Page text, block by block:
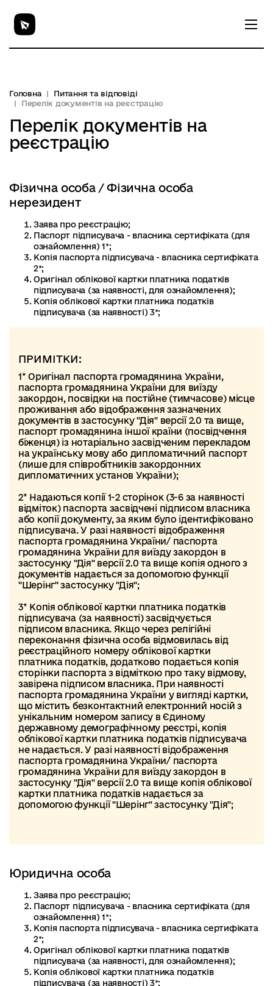
Головна
Питання та відповіді
Перелік документів на реєстрацію
Перелік документів на
реєстрацію
Фізична особа / Фізична особа
нерезидент
Заява про реєстрацію;
Паспорт підписувача - власника сертифіката (для
ознайомлення) 1*;
Копія паспорта підписувача - власника сертифіката
2*;
Оригінал облікової картки платника податків
підписувача (за наявності, для ознайомлення);
Копія облікової картки платника податків
підписувача (за наявності) 3*;
ПРИМІТКИ:
1* Оригінал паспорта громадянина України,
паспорта громадянина України для виїзду
закордон, посвідки на постійне (тимчасове) місце
проживання або відображення зазначених
документів в застосунку "Дія" версії 2.0 та вище,
паспорт громадянина іншої країни (посвідчення
біженця) із нотаріально засвідченим перекладом
на українську мову або дипломатичний паспорт
(лише для співробітників закордонних
дипломатичних установ України);
2* Надаються копії 1-2 сторінок (3-6 за наявності
відміток) паспорта засвідчені підписом власника
або копії документу, за яким було ідентифіковано
підписувача. У разі наявності відображення
паспорта громадянина України/ паспорта
громадянина України для виїзду закордон в
застосунку "Дія" версії 2.0 та вище копія одного з
документів надається за допомогою функції
"Шерінг" застосунку "Дія";
3* Копія облікової картки платника податків
підписувача (за наявності) засвідчується
підписом власника. Якщо через релігійні
переконання фізична особа відмовилась від
реєстраційного номеру облікової картки
платника податків, додатково подається копія
сторінки паспорта з відміткою про таку відмову,
завірена підписом власника. При наявності
паспорта громадянина України у вигляді картки,
що містить безконтактний електронний носій з
унікальним номером запису в Єдиному
державному демографічному реєстрі, копія
облікової картки платника податків підписувача
не надається. У разі наявності відображення
паспорта громадянина України/ паспорта
громадянина України для виїзду закордон в
застосунку "Дія" версії 2.0 та вище копія облікової
картки платника податків надається за
допомогою функції "Шерінг" застосунку "Дія";
Юридична особа
Заява про реєстрацію;
Паспорт підписувача - власника сертифіката (для
ознайомлення) 1*;
Копія паспорта підписувача - власника сертифіката
2*;
Оригінал облікової картки платника податків
підписувача (за наявності, для ознайомлення);
Копія облікової картки платника податків
підписувача (за наявності) 3*;